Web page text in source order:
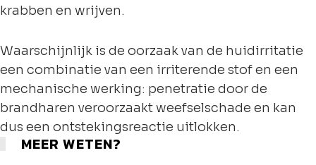
krabben en wrijven.
Waarschijnlijk is de oorzaak van de huidirritatie
een combinatie van een irriterende stof en een
mechanische werking: penetratie door de
brandharen veroorzaakt weefselschade en kan
dus een ontstekingsreactie uitlokken.
MEER WETEN?